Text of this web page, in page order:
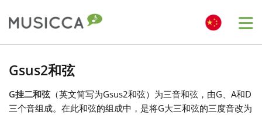
Български
Gsus2和弦
G挂二和弦 （英文简写为Gsus2和弦）为三音和弦，由G、A和D
三个音组成。在此和弦的组成中，是将G大三和弦的三度音改为